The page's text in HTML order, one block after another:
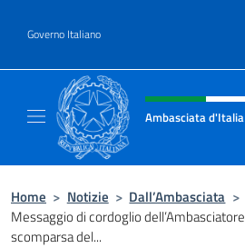
Governo Italiano
Intestazione sito,
Ambasciata
Home > Notizie > Dall’Ambasciata >
Messaggio di cordoglio
scomparsa del...